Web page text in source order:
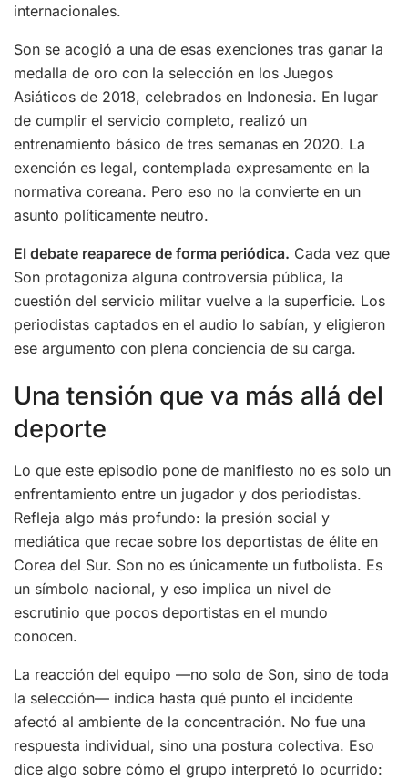
internacionales.
Son se acogió a una de esas exenciones tras ganar la
medalla de oro con la selección en los Juegos
Asiáticos de 2018, celebrados en Indonesia. En lugar
de cumplir el servicio completo, realizó un
entrenamiento básico de tres semanas en 2020. La
exención es legal, contemplada expresamente en la
normativa coreana. Pero eso no la convierte en un
asunto políticamente neutro.
El debate reaparece de forma periódica. Cada vez que
Son protagoniza alguna controversia pública, la
cuestión del servicio militar vuelve a la superficie. Los
periodistas captados en el audio lo sabían, y eligieron
ese argumento con plena conciencia de su carga.
Una tensión que va más allá del
deporte
Lo que este episodio pone de manifiesto no es solo un
enfrentamiento entre un jugador y dos periodistas.
Refleja algo más profundo: la presión social y
mediática que recae sobre los deportistas de élite en
Corea del Sur. Son no es únicamente un futbolista. Es
un símbolo nacional, y eso implica un nivel de
escrutinio que pocos deportistas en el mundo
conocen.
La reacción del equipo —no solo de Son, sino de toda
la selección— indica hasta qué punto el incidente
afectó al ambiente de la concentración. No fue una
respuesta individual, sino una postura colectiva. Eso
dice algo sobre cómo el grupo interpretó lo ocurrido: